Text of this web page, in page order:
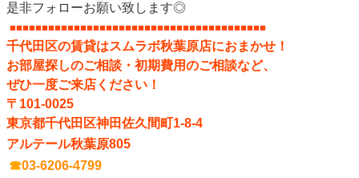
是非フォローお願い致します◎
■■■■■■■■■■■■■■■■■■■■■■■■■■■■■■■■■■■■■■■■
千代田区の賃貸はスムラボ秋葉原店におまかせ！
お部屋探しのご相談・初期費用のご相談など、
ぜひ一度ご来店ください！
〒101-0025
東京都千代田区神田佐久間町1-8-4
アルテール秋葉原805
☎03-6206-4799